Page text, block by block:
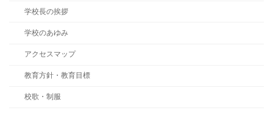
学校長の挨拶
学校のあゆみ
アクセスマップ
教育方針・教育目標
校歌・制服